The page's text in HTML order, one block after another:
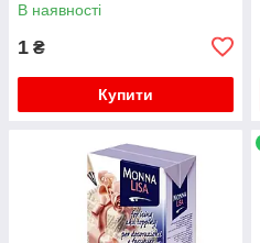
В наявності
1 ₴
Купити